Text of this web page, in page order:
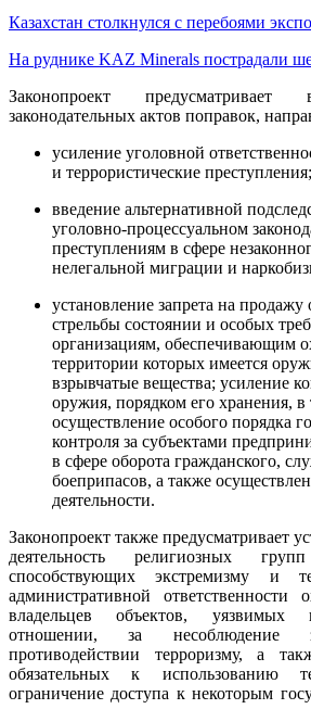
Казахстан столкнулся с перебоями
На руднике KAZ Minerals пострадали
Законопроект
законодательных актов поправок,
усиление уголовной
и террористические преступления;
введение альтернативной
уголовно-процессуальном
преступлениям в сфере
нелегальной миграции и
установление запрета на
стрельбы состоянии и особых
организациям, обеспечивающим
территории которых имеется
взрывчатые вещества; усиление
оружия, порядком его хранения, в
осуществление особого порядка
контроля за субъектами
в сфере оборота гражданского,
боеприпасов, а также
деятельности.
Законопроект также предусматривает
деятельность религиозных
способствующих экстремизму и
административной ответственности
владельцев объектов, уязвимых
отношении, за несоблюдение
противодействии терроризму, а
обязательных к использованию
ограничение доступа к некоторым